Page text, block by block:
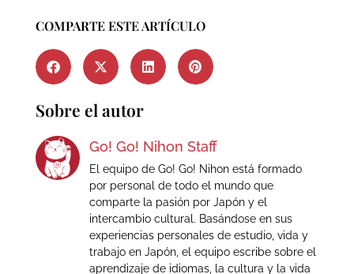
COMPARTE ESTE ARTÍCULO
Sobre el autor
Go! Go! Nihon Staff
El equipo de Go! Go! Nihon está formado
por personal de todo el mundo que
comparte la pasión por Japón y el
intercambio cultural. Basándose en sus
experiencias personales de estudio, vida y
trabajo en Japón, el equipo escribe sobre el
aprendizaje de idiomas, la cultura y la vida